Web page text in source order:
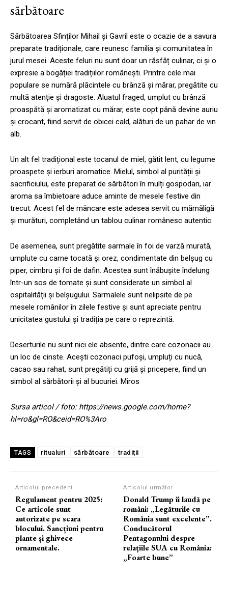
sărbătoare
Sărbătoarea Sfinților Mihail și Gavril este o ocazie de a savura
preparate tradiționale, care reunesc familia și comunitatea în
jurul mesei. Aceste feluri nu sunt doar un răsfăț culinar, ci și o
expresie a bogăției tradițiilor românești. Printre cele mai
populare se numără plăcintele cu brânză și mărar, pregătite cu
multă atenție și dragoste. Aluatul fraged, umplut cu brânză
proaspătă și aromatizat cu mărar, este copt până devine auriu
și crocant, fiind servit de obicei cald, alături de un pahar de vin
alb.
Un alt fel tradițional este tocanul de miel, gătit lent, cu legume
proaspete și ierburi aromatice. Mielul, simbol al purității și
sacrificiului, este preparat de sărbători în mulți gospodari, iar
aroma sa îmbietoare aduce aminte de mesele festive din
trecut. Acest fel de mâncare este adesea servit cu mămăligă
și murături, completând un tablou culinar românesc autentic.
De asemenea, sunt pregătite sarmale în foi de varză murată,
umplute cu carne tocată și orez, condimentate din belșug cu
piper, cimbru și foi de dafin. Acestea sunt înăbușite îndelung
într-un sos de tomate și sunt considerate un simbol al
ospitalității și belșugului. Sarmalele sunt nelipsite de pe
mesele românilor în zilele festive și sunt apreciate pentru
unicitatea gustului și tradiția pe care o reprezintă.
Deserturile nu sunt nici ele absente, dintre care cozonacii au
un loc de cinste. Acești cozonaci pufoși, umpluți cu nucă,
cacao sau rahat, sunt pregătiți cu grijă și pricepere, fiind un
simbol al sărbătorii și al bucuriei. Miros
Sursa articol / foto: https://news.google.com/home?
hl=ro&gl=RO&ceid=RO%3Aro
TAGS ritualuri sărbătoare tradiții
Articolul precedent
Regulament pentru 2025:
Ce articole sunt
autorizate pe scara
blocului. Sancțiuni pentru
plante și ghivece
ornamentale.
Articolul următor
Donald Trump îi laudă pe
români: „Legăturile cu
România sunt excelente”.
Conducătorul
Pentagonului despre
relațiile SUA cu România:
„Foarte bune”